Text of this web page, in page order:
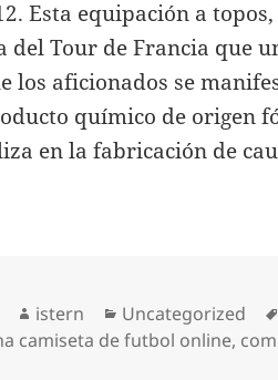
Esta equipación a
Tour de Francia que
los aficionados se
químico de origen
en la fabricación de
Autor
istern Categorías
Uncategorized
camiseta de futbol online,